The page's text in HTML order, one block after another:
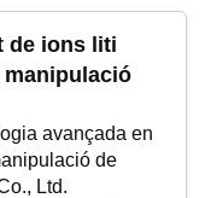
de ions liti
manipulació
avançada en
de
Ltd.